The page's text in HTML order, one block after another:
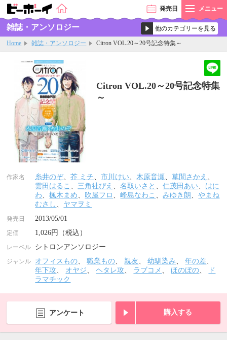
発売日 メニュー
雑誌・アンソロジー
Home 雑誌・アンソロジー Citron VOL.20～20号記念特集～
Citron VOL.20～20号記念特集
～
作家名 糸井のぞ、芥 ミチ、市川けい、木原音瀬、草間さかえ 、
雲田はるこ 、三角社ぴえ 、名取いさと 、仁茂田あい、 はに
わ、楓木まめ、 吹屋フロ 、峰島なわこ 、みゆき朗 、やまね
むさし 、 ヤマヲミ
発売日 2013/05/01
定価 1,026円（税込）
レーベル シトロンアンソロジー
ジャンル オフィスもの、職業もの、親友、幼馴染み、年の差、
年下攻、 オヤジ、ヘタレ攻、 ラブコメ 、ほのぼの、
ド
ラマチック
アンケート 購入する